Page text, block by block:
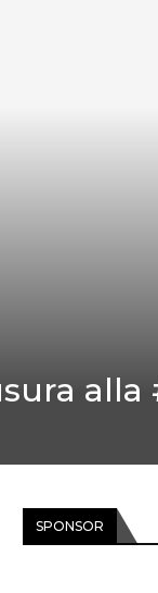
alla
SPONSOR